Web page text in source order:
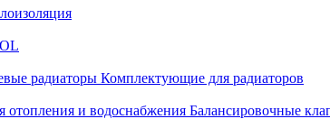
радиаторы Комплектующие для радиаторов
отопления и водоснабжения Балансировочные